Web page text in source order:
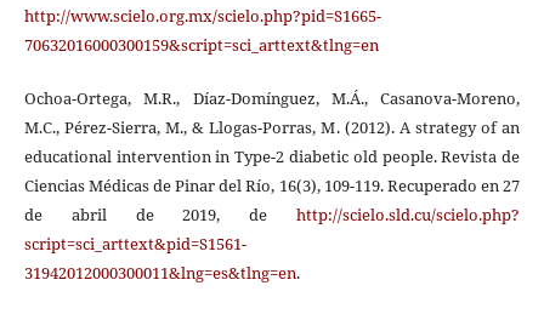
http://www.scielo.org.mx/scielo.php?pid=S1665-
70632016000300159&script=sci_arttext&tlng=en
Ochoa-Ortega, M.R., Díaz-Domínguez, M.Á., Casanova-Moreno,
M.C., Pérez-Sierra, M., & Llogas-Porras, M. (2012). A strategy of an
educational intervention in Type-2 diabetic old people. Revista de
Ciencias Médicas de Pinar del Río, 16(3), 109-119. Recuperado en 27
de abril de 2019, dehttp://scielo.sld.cu/scielo.php?
script=sci_arttext&pid=S1561-
31942012000300011&lng=es&tlng=en.